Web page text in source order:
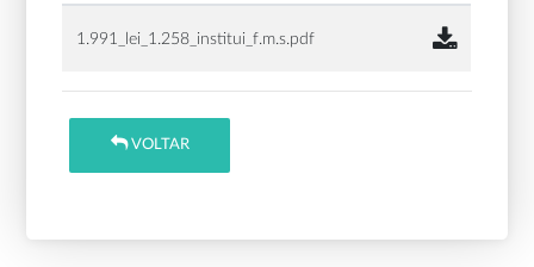
1.991_lei_1.258_institui_f.m.s.pdf
VOLTAR